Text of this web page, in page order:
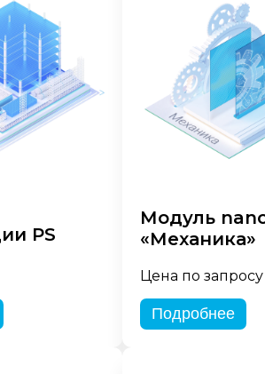
PS
Модуль
«Механика»
Цена по запросу
Подробнее